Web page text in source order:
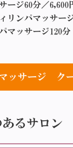
ージ60分／6,600
ンパマッサー
ッサージ120分
ッサージ ク
るサロン